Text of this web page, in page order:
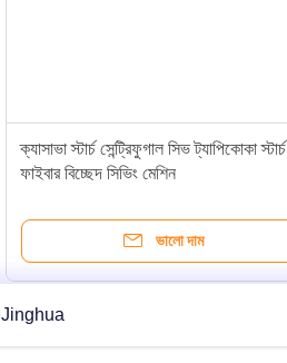
ক্যাসাভা স্টার্চ সেন্ট্রিফুগাল সিভ ট্যাপিকোকা স্টার্চ
ফাইবার বিচ্ছেদ সিভিং মেশিন
ভালো দাম
Jinghua